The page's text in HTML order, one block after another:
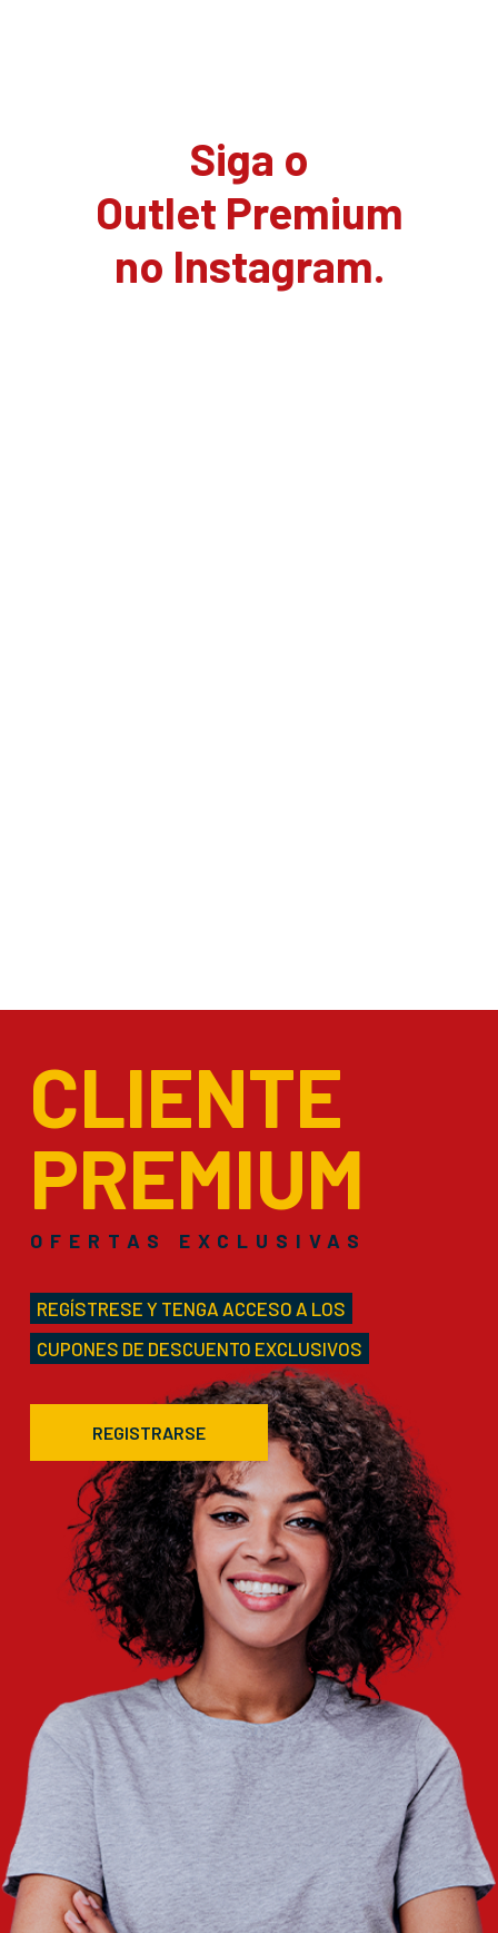
Siga o
Outlet Premium
no Instagram.
CLIENTE
PREMIUM
OFERTAS EXCLUSIVAS
REGÍSTRESE Y TENGA ACCESO A LOS
CUPONES DE DESCUENTO EXCLUSIVOS
REGISTRARSE